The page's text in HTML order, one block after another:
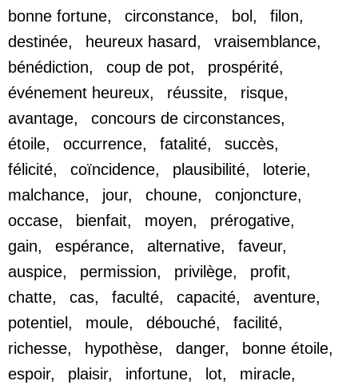
bonne fortune, circonstance, bol, filon,
destinée, heureux hasard, vraisemblance,
bénédiction, coup de pot, prospérité,
événement heureux, réussite, risque,
avantage, concours de circonstances,
étoile, occurrence, fatalité, succès,
félicité, coïncidence, plausibilité, loterie,
malchance, jour, choune, conjoncture,
occase, bienfait, moyen, prérogative,
gain, espérance, alternative, faveur,
auspice, permission, privilège, profit,
chatte, cas, faculté, capacité, aventure,
potentiel, moule, débouché, facilité,
richesse, hypothèse, danger, bonne étoile,
espoir, plaisir, infortune, lot, miracle,